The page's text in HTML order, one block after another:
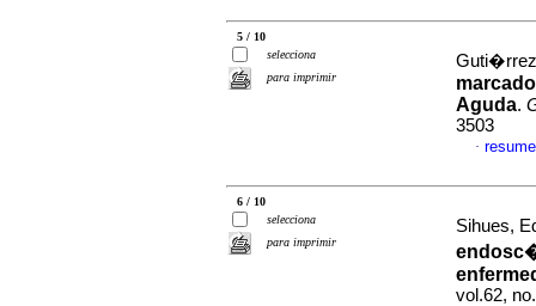
5 / 10
selecciona
para imprimir
Aguda.
3503
·
6 / 10
selecciona
para imprimir
Sihues,
vol.62,